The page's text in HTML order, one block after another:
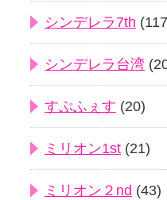
シンデレラ7th
シンデレラ台湾
すぷふぇす (20)
ミリオン1st (21)
ミリオン２nd (43)